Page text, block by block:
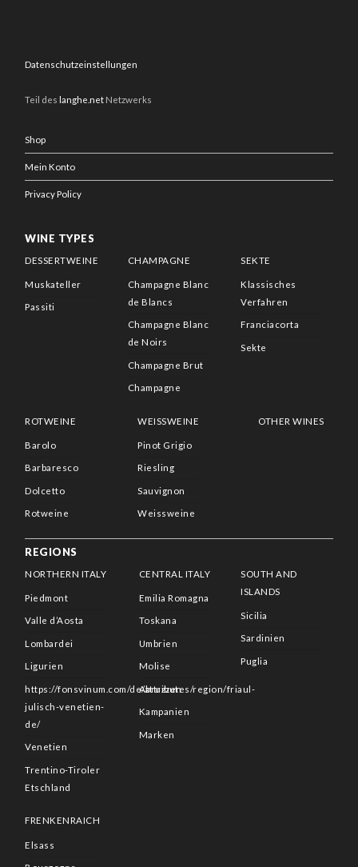
Datenschutzeinstellungen
Teil des langhe.net Netzwerks
Shop
Mein Konto
Privacy Policy
WINE TYPES
DESSERTWEINE
Muskateller
Passiti
CHAMPAGNE
Champagne Blanc
de Blancs
Champagne Blanc
de Noirs
Champagne Brut
Champagne
SEKTE
Klassisches
Verfahren
Franciacorta
Sekte
ROTWEINE
Barolo
Barbaresco
Dolcetto
Rotweine
WEISSWEINE
Pinot Grigio
Riesling
Sauvignon
Weissweine
OTHER WINES
REGIONS
NORTHERN ITALY
Piedmont
Valle d’Aosta
Lombardei
Ligurien
https://fonsvinum.com/de/attributes/region/friaul-
julisch-venetien-
de/
Venetien
Trentino-Tiroler
Etschland
CENTRAL ITALY
Emilia Romagna
Toskana
Umbrien
Molise
Abruzzen
Kampanien
Marken
SOUTH AND
ISLANDS
Sicilia
Sardinien
Puglia
FRENKENRAICH
Elsass